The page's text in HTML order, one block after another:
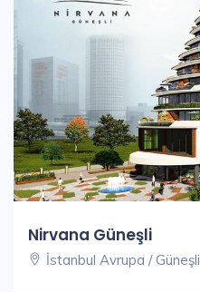
Nirvana Güneşli
İstanbul Avrupa / Güneşli